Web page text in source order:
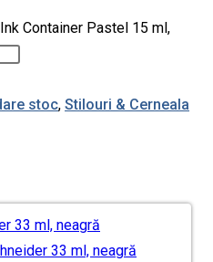
Container Pastel 15 ml,
stoc, Stilouri & Сerneala